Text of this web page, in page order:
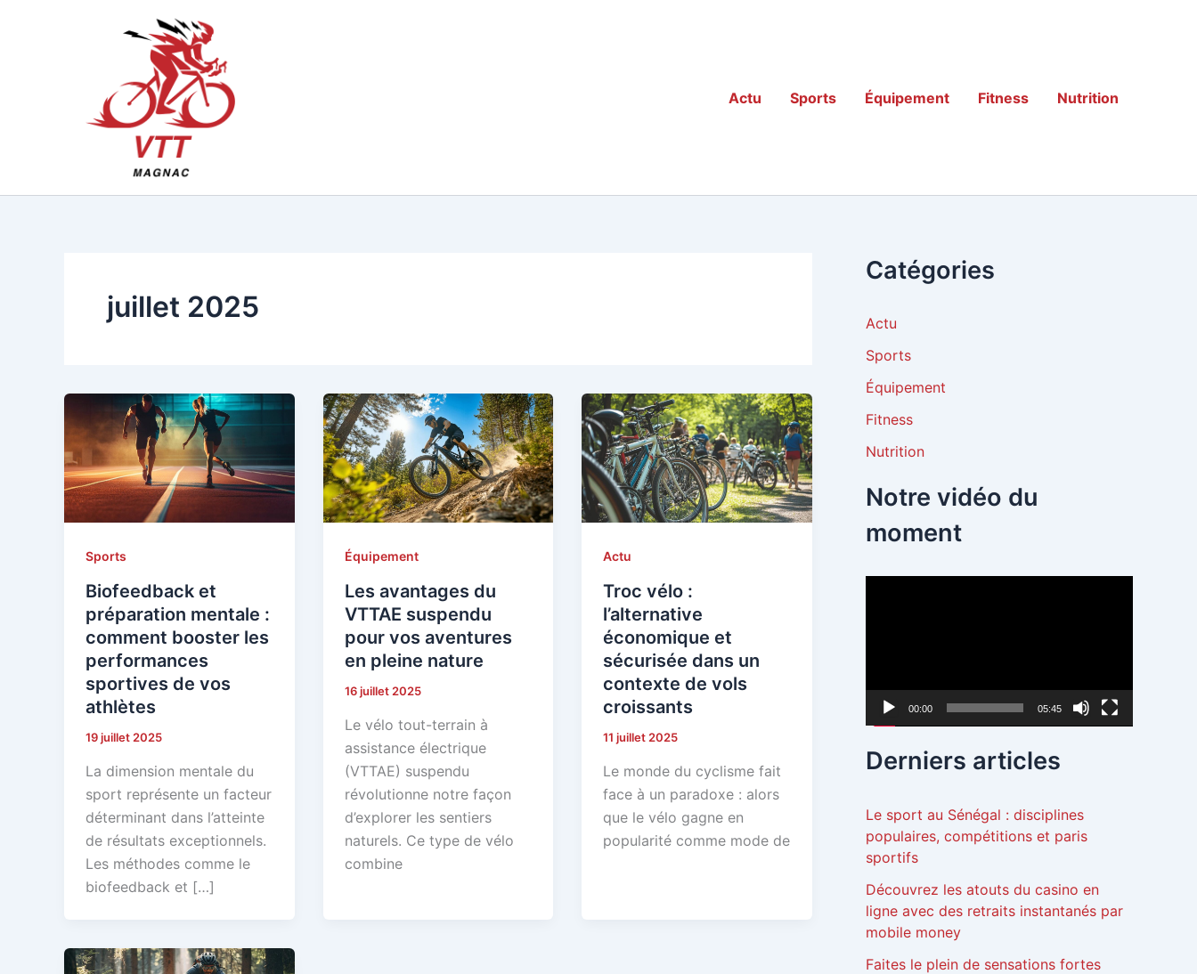
Actu Sports Équipement Fitness Nutrition
juillet 2025
Sports
Biofeedback et
préparation mentale :
comment booster les
performances
sportives de vos
athlètes
19 juillet 2025
La dimension mentale du
sport représente un facteur
déterminant dans l’atteinte
de résultats exceptionnels.
Les méthodes comme le
biofeedback et […]
Équipement
Les avantages du
VTTAE suspendu
pour vos aventures
en pleine nature
16 juillet 2025
Le vélo tout-terrain à
assistance électrique
(VTTAE) suspendu
révolutionne notre façon
d’explorer les sentiers
naturels. Ce type de vélo
combine
Actu
Troc vélo :
l’alternative
économique et
sécurisée dans un
contexte de vols
croissants
11 juillet 2025
Le monde du cyclisme fait
face à un paradoxe : alors
que le vélo gagne en
popularité comme mode de
Catégories
Actu
Sports
Équipement
Fitness
Nutrition
Notre vidéo du
moment
u
i
d
o
00:00 05:45
Derniers articles
Le sport au Sénégal : disciplines
populaires, compétitions et paris
sportifs
Découvrez les atouts du casino en
ligne avec des retraits instantanés par
mobile money
Faites le plein de sensations fortes